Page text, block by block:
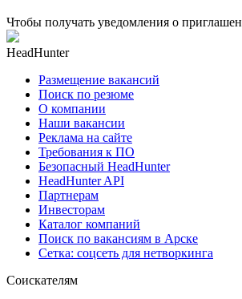
Чтобы получать уведомления о
HeadHunter
Размещение вакансий
Поиск по резюме
О компании
Наши вакансии
Реклама на сайте
Требования к ПО
Безопасный HeadHunter
HeadHunter API
Партнерам
Инвесторам
Каталог компаний
Поиск по вакансиям в Арске
Сетка: соцсеть для нетворкинга
Соискателям